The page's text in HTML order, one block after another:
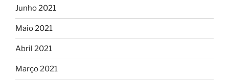
Junho 2021
Maio 2021
Abril 2021
Março 2021